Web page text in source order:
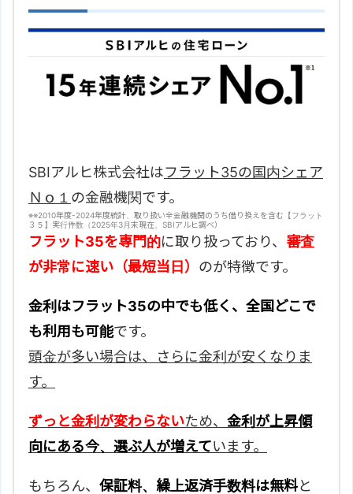
SBIアルヒ株式会社はフラット35の国内シェア
Ｎｏ１ の金融機関です。
※※2010年度-2024年度統計、取り扱い全金融機関のうち借り換えを含む【フラット
３５】実行件数（2025年3月末現在、SBIアルヒ調べ）
フラット35を専門的に取り扱っており、 審査
が非常に速い（最短当日） のが特徴です。
金利はフラット35の中でも低く、全国どこで
も利用も可能です。
頭金が多い場合は、さらに金利が安くなりま
す。
ずっと金利が変わらないため、 金利が上昇傾
向にある今、選ぶ人が増えています。
もちろん、 保証料、繰上返済手数料は無料と